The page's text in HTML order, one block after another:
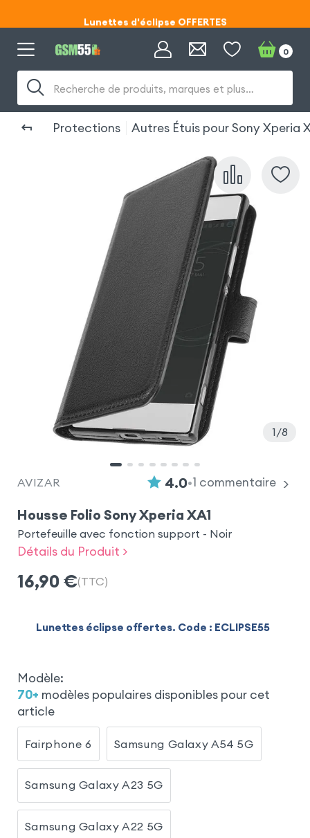
Code ECLIPSE55
Code ECLIPSE55
Recherche de produits, marques et plus…
0
Protections Autres Étuis pour Sony Xperia
1 8
AVIZAR 4.0•1 commentaire
Housse Folio Sony Xperia XA1
Portefeuille avec fonction support - Noir
Détails du Produit >
16,90 €(TTC)
Lunettes éclipse offertes. Code : ECLIPSE55
Modèle:
70+ modèles populaires disponibles pour cet
article
Fairphone 6 Samsung Galaxy A54 5G
Samsung Galaxy A23 5G
Samsung Galaxy A22 5G